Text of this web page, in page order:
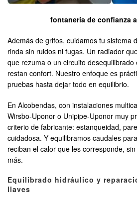
fontaneria de confianza
Además de grifos, cuidamos tu sistema
rinda sin ruidos ni fugas. Un radiador
que rezuma o un circuito desequilibrado
restan confort. Nuestro enfoque es
pruebas hasta dejar todo en equilibrio.
En Alcobendas, con instalaciones
Wirsbo-Uponor o Unipipe-Uponor muy
criterio de fabricante: estanqueidad,
cuidadosa. Y equilibramos caudales
reciban el calor que les corresponde,
más.
Equilibrado hidráulico y
llaves